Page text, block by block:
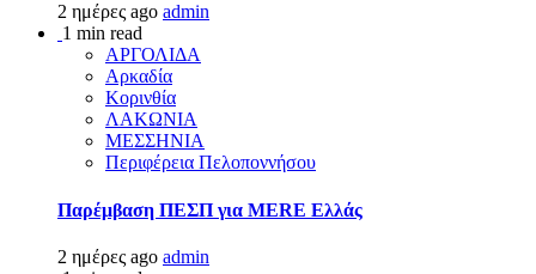
2 ημέρες ago admin
1 min read
ΑΡΓΟΛΙΔΑ
Αρκαδία
Κορινθία
ΛΑΚΩΝΙΑ
ΜΕΣΣΗΝΙΑ
Περιφέρεια Πελοποννήσου
Παρέμβαση ΠΕΣΠ για MERE Ελλάς
2 ημέρες ago admin